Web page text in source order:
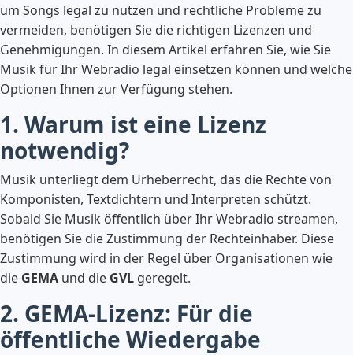
um Songs legal zu nutzen und rechtliche Probleme zu
vermeiden, benötigen Sie die richtigen Lizenzen und
Genehmigungen. In diesem Artikel erfahren Sie, wie Sie
Musik für Ihr Webradio legal einsetzen können und welche
Optionen Ihnen zur Verfügung stehen.
1. Warum ist eine Lizenz
notwendig?
Musik unterliegt dem Urheberrecht, das die Rechte von
Komponisten, Textdichtern und Interpreten schützt.
Sobald Sie Musik öffentlich über Ihr Webradio streamen,
benötigen Sie die Zustimmung der Rechteinhaber. Diese
Zustimmung wird in der Regel über Organisationen wie
die GEMA und die GVL geregelt.
2. GEMA-Lizenz: Für die
öffentliche Wiedergabe